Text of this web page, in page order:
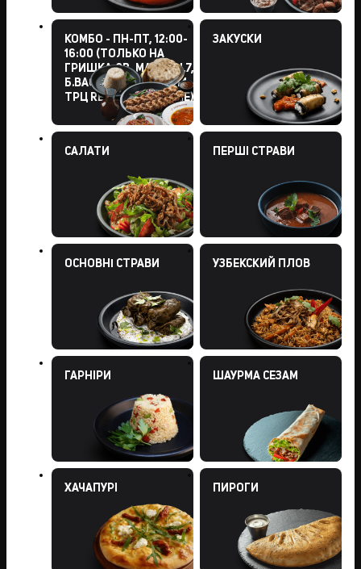
КОМБО - ПН-ПТ, 12:00-
16:00 (ТОЛЬКО НА
ГРИШКА,8В, МАЗЕПЫ,7,
Б.ВАСИЛЬКОВСКОЙ,114,
ТРЦ RETROVILLE, БУЧЕ)
ЗАКУСКИ
САЛАТИ ПЕРШI СТРАВИ
ОСНОВНІ СТРАВИ УЗБЕКСКИЙ ПЛОВ
ГАРНIРИ ШАУРМА СЕЗАМ
ХАЧАПУРI ПИРОГИ